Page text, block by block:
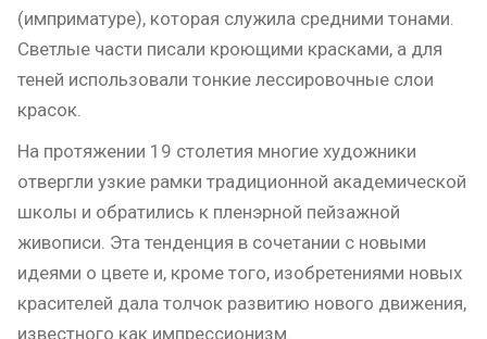
(имприматуре), которая служила средними тонами.
Светлые части писали кроющими красками, а для
теней использовали тонкие лессировочные слои
красок.
На протяжении 19 столетия многие художники
отвергли узкие рамки традиционной академической
школы и обратились к пленэрной пейзажной
живописи. Эта тенденция в сочетании с новыми
идеями о цвете и, кроме того, изобретениями новых
красителей дала толчок развитию нового движения,
известного как импрессионизм.